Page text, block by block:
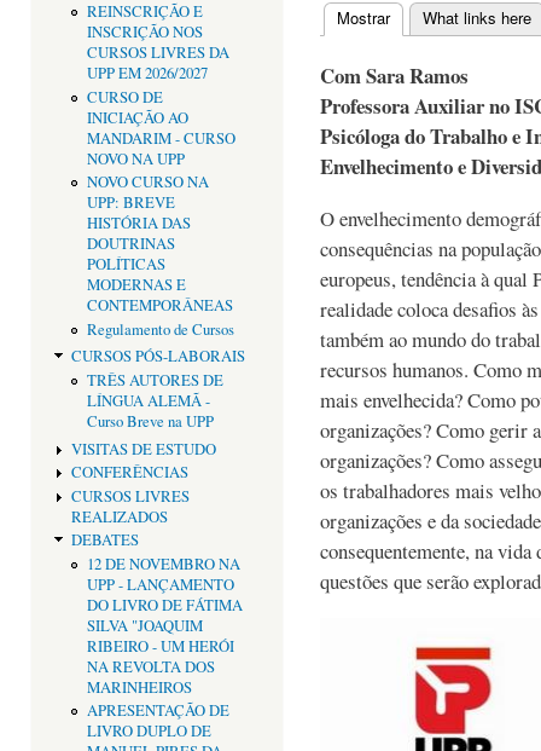
REINSCRIÇÃO E
INSCRIÇÃO NOS
CURSOS LIVRES DA
UPP EM 2026/2027
CURSO DE
INICIAÇÃO AO
MANDARIM - CURSO
NOVO NA UPP
NOVO CURSO NA
UPP: BREVE
HISTÓRIA DAS
DOUTRINAS
POLÍTICAS
MODERNAS E
CONTEMPORÂNEAS
Regulamento de Cursos
CURSOS PÓS-LABORAIS
TRÊS AUTORES DE
LÍNGUA ALEMÃ -
Curso Breve na UPP
VISITAS DE ESTUDO
CONFERÊNCIAS
CURSOS LIVRES
REALIZADOS
DEBATES
12 DE NOVEMBRO NA
UPP - LANÇAMENTO
DO LIVRO DE FÁTIMA
SILVA "JOAQUIM
RIBEIRO - UM HERÓI
NA REVOLTA DOS
MARINHEIROS
APRESENTAÇÃO DE
LIVRO DUPLO DE
Separadores
Mostrar(separador ativo)
What links here
Com Sara Ramos
Professora Auxiliar no
Psicóloga do Trabalho e
Envelhecimento e
O envelhecimento
consequências na
europeus, tendência à qual
realidade coloca desafios
também ao mundo do
recursos humanos. Como
mais envelhecida? Como
organizações? Como gerir
organizações? Como
os trabalhadores mais
organizações e da
consequentemente, na
questões que serão